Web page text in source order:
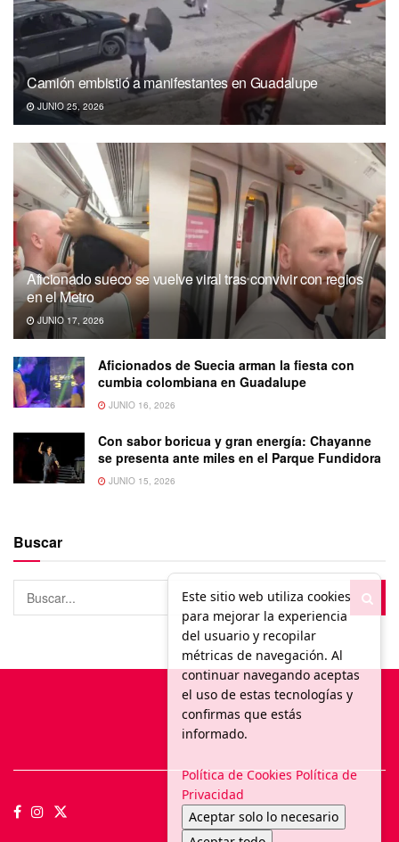
Camión embistió a manifestantes en Guadalupe
JUNIO 25, 2026
Aficionado sueco se vuelve viral tras convivir con regios
en el Metro
JUNIO 17, 2026
Aficionados de Suecia arman la fiesta con
cumbia colombiana en Guadalupe
JUNIO 16, 2026
Con sabor boricua y gran energía: Chayanne
se presenta ante miles en el Parque Fundidora
JUNIO 15, 2026
Buscar
Este sitio web utiliza cookies
para mejorar la experiencia
del usuario y recopilar
métricas de navegación. Al
continuar navegando aceptas
el uso de estas tecnologías y
confirmas que estás
informado.
Política de Cookies Política de
Privacidad
Aceptar solo lo necesario